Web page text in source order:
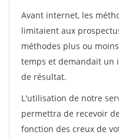
Avant internet, les
limitaient aux
méthodes plus ou
temps et demandait un
de résultat.
L'utilisation de notre
permettra de recevoir
fonction des creux de